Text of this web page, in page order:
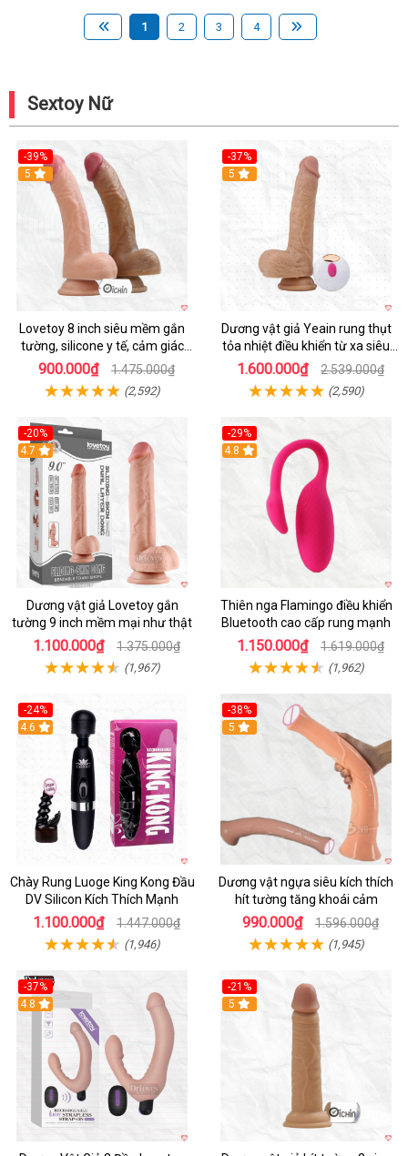
1 2 3 4
Sextoy Nữ
-39%
Hot
5
Lovetoy 8 inch siêu mềm gắn
tường, silicone y tế, cảm giác
thật
900.000₫ 1.475.000₫
(2,592)
-37%
5
Dương vật giả Yeain rung thụt
tỏa nhiệt điều khiển từ xa siêu
HOT
1.600.000₫ 2.539.000₫
(2,590)
-20%
Hot
4.7
Dương vật giả Lovetoy gắn
tường 9 inch mềm mại như thật
1.100.000₫ 1.375.000₫
(1,967)
-29%
Hot
4.8
Thiên nga Flamingo điều khiển
Bluetooth cao cấp rung mạnh
1.150.000₫ 1.619.000₫
(1,962)
-24%
4.6
Chày Rung Luoge King Kong Đầu
DV Silicon Kích Thích Mạnh
1.100.000₫ 1.447.000₫
(1,946)
-38%
Hot
5
Dương vật ngựa siêu kích thích
hít tường tăng khoái cảm
990.000₫ 1.596.000₫
(1,945)
-37%
Hot
4.8
-21%
Hot
5